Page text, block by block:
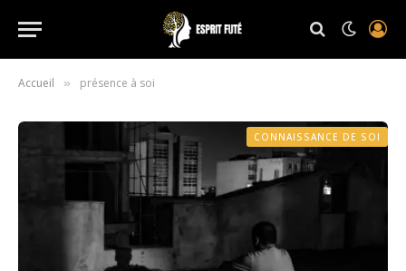
Accueil » présence à soi
CONNAISSANCE DE SOI